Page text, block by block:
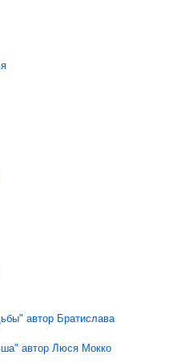
автор Братислава
автор Люся Мокко